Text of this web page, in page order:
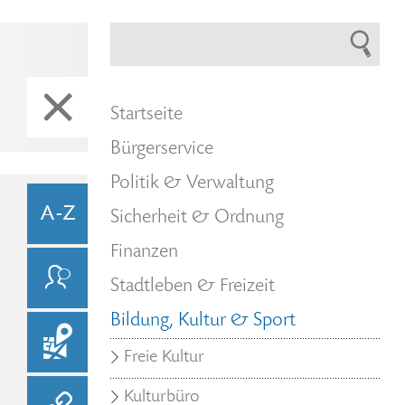
Startseite
Bürgerservice
Politik & Verwaltung
Sicherheit & Ordnung
Finanzen
Stadtleben & Freizeit
Bildung, Kultur & Sport
Freie Kultur
Kulturbüro